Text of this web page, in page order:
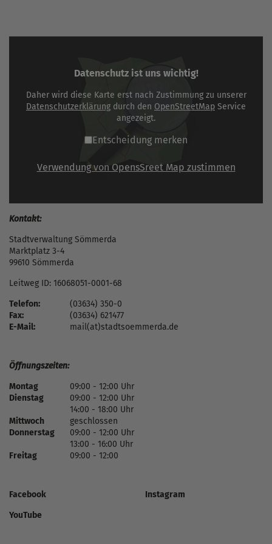
Datenschutz ist uns wichtig!
Daher wird diese Karte erst nach Zustimmung zu unserer
Datenschutzerklärung durch den OpenStreetMap Service
angezeigt.
Entscheidung merken
Verwendung von OpensSreet Map zustimmen
Kontakt:
Stadtverwaltung Sömmerda
Marktplatz 3-4
99610 Sömmerda
Leitweg ID: 16068051-0001-68
Telefon:
(03634) 350-0
Fax:
(03634) 621477
E-Mail:
mail(at)stadtsoemmerda.de
Öffnungszeiten:
Montag
09:00 - 12:00 Uhr
Dienstag
09:00 - 12:00 Uhr
14:00 - 18:00 Uhr
Mittwoch
geschlossen
Donnerstag
09:00 - 12:00 Uhr
13:00 - 16:00 Uhr
Freitag
09:00 - 12:00
Facebook
Instagram
YouTube